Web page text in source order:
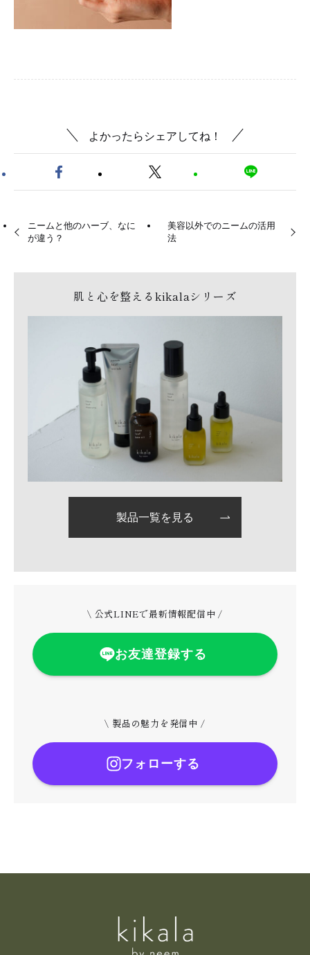
よかったらシェアしてね！
ニームと他のハーブ、なに
が違う？
美容以外でのニームの活用
法
肌と心を整えるkikalaシリーズ
製品一覧を見る
\ 公式LINEで最新情報配信中 /
お友達登録する
\ 製品の魅力を発信中 /
フォローする